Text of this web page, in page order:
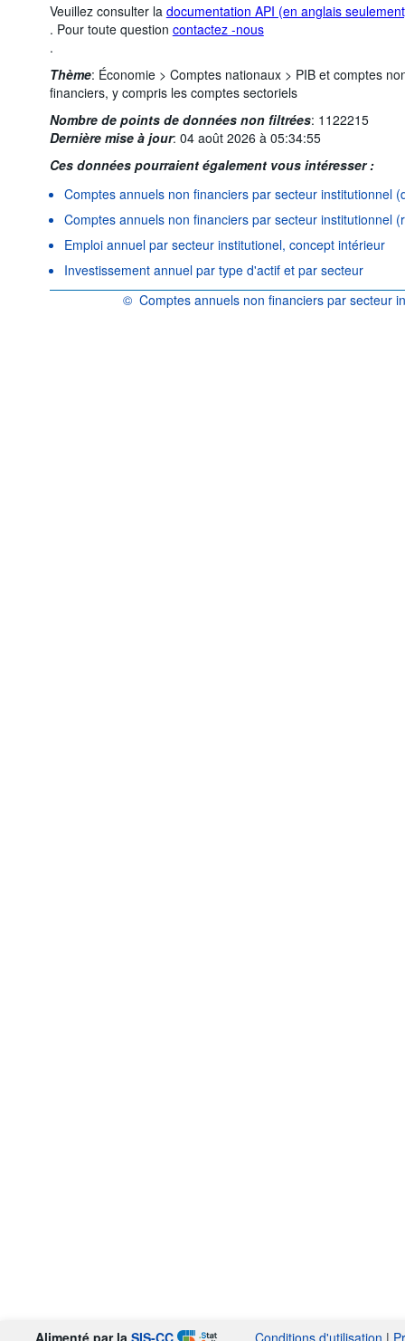
Veuillez consulter la documentation API (en anglais
. Pour toute question contactez -nous
.
Thème: Économie > Comptes nationaux > PIB et comptes
financiers, y compris les comptes sectoriels
Nombre de points de données non filtrées: 1122215
Dernière mise à jour: 04 août 2026 à 05:34:55
Ces données pourraient également vous intéresser :
Comptes annuels non financiers par secteur institutionnel
Comptes annuels non financiers par secteur institutionnel
Emploi annuel par secteur institutionel, concept intérieur
Investissement annuel par type d'actif et par secteur
© Comptes annuels non financiers par secteur
Alimenté par la SIS-CC Conditions d'utilisation |